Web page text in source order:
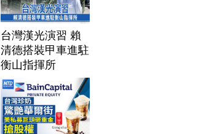
台灣漢光演習 賴
清德搭裝甲車進駐
衡山指揮所